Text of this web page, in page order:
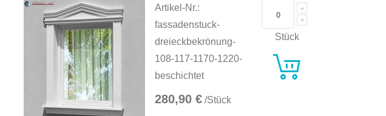
Artikel-Nr.:
fassadenstuck-
dreieckbekrönung-
108-117-1170-1220-
beschichtet
280,90 € /Stück
Stück